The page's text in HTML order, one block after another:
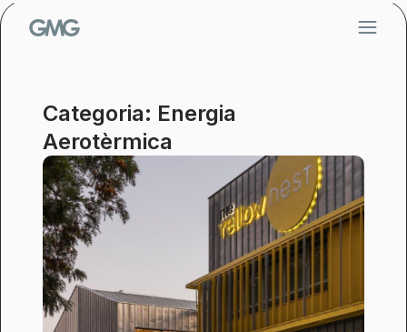
Categoria: Energia
Aerotèrmica